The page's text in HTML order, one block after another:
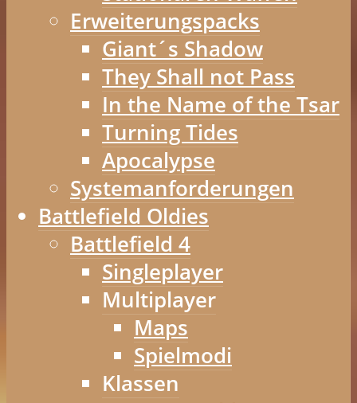
Erweiterungspacks
Giant´s Shadow
They Shall not Pass
In the Name of the Tsar
Turning Tides
Apocalypse
Systemanforderungen
Battlefield Oldies
Battlefield 4
Singleplayer
Multiplayer
Maps
Spielmodi
Klassen